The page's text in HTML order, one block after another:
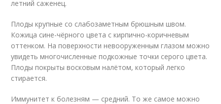
летний саженец.
Плоды крупные со слабозаметным брюшным швом.
Кожица сине-чёрного цвета с кирпично-коричневым
оттенком. На поверхности невооруженным глазом можно
увидеть многочисленные подкожные точки серого цвета.
Плоды покрыты восковым налётом, который легко
стирается.
Иммунитет к болезням — средний. То же самое можно